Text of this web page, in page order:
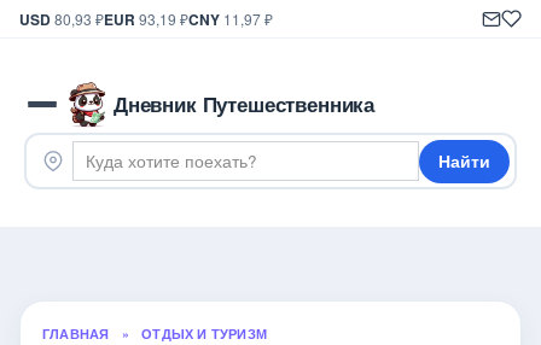
USD80,93 ₽EUR 93,19 ₽CNY 11,97 ₽
Дневник Путешественника
Найти
ГЛАВНАЯ » ОТДЫХ И ТУРИЗМ